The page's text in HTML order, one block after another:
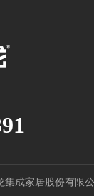
集成家居股份有限